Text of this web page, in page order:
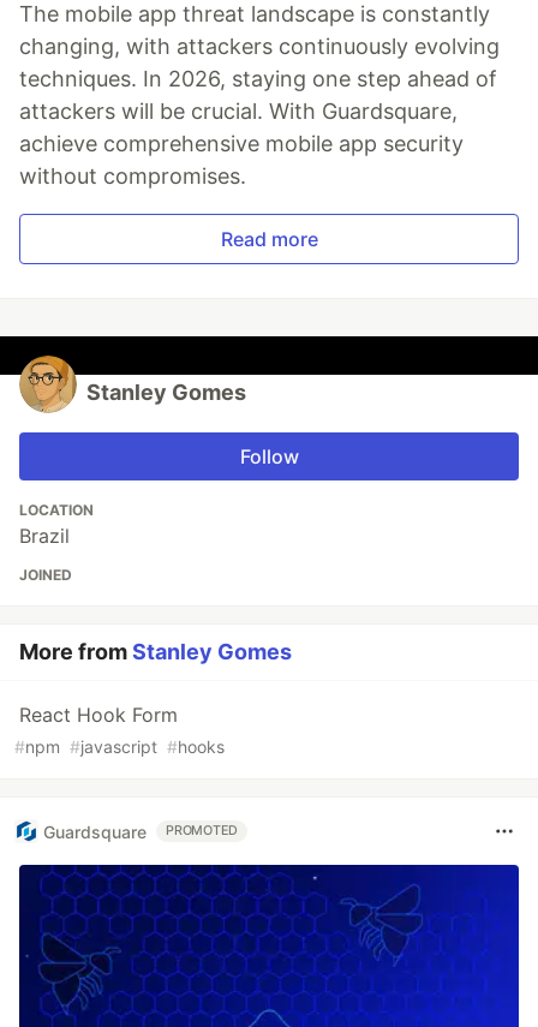
The mobile app threat landscape is constantly
changing, with attackers continuously evolving
techniques. In 2026, staying one step ahead of
attackers will be crucial. With Guardsquare,
achieve comprehensive mobile app security
without compromises.
Read more
Stanley Gomes
Follow
LOCATION
Brazil
JOINED
More fromStanley Gomes
React Hook Form
#npm #javascript #hooks
Guardsquare PROMOTED